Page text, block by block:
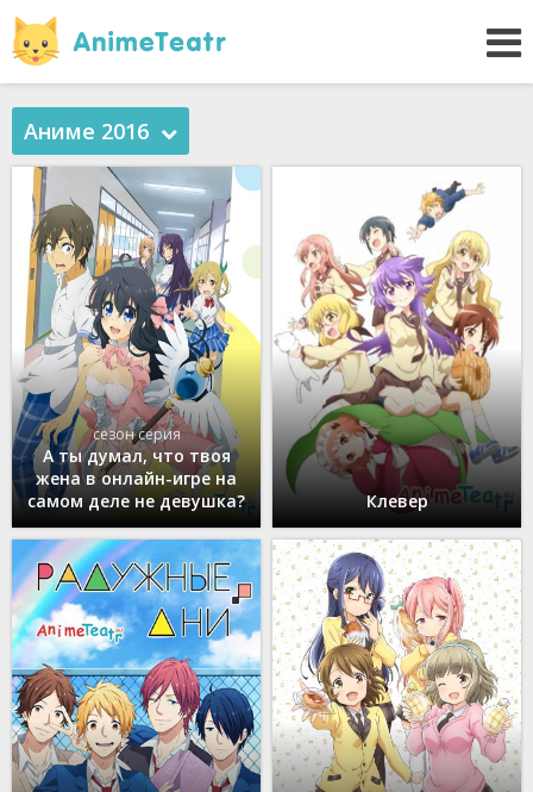
Аниме 2016
сезон серия
А ты думал, что твоя
жена в онлайн-игре на
самом деле не девушка?
Клевер